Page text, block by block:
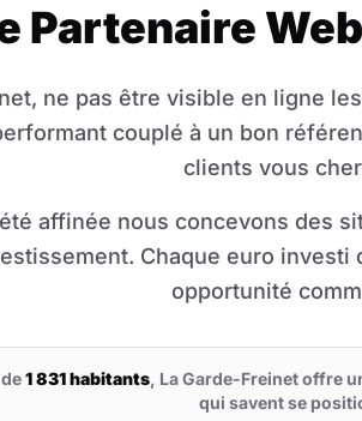
Partenaire Web
ne pas être visible en ligne
couplé à un bon
clients vous
affinée nous concevons des
Chaque euro
opportunité
1 831 habitants, La Garde-Freinet offre
qui savent se